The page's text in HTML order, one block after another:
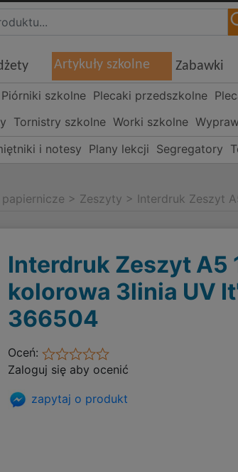
Artykuły szkolne Zabawki
Piórniki szkolne Plecaki przedszkolne
Tornistry szkolne Worki szkolne
i notesy Plany lekcji Segregatory
> Zeszyty > Interdruk Zeszyt
Interdruk Zeszyt A5
kolorowa 3linia UV
366504
Oceń:
Zaloguj się aby ocenić
zapytaj o produkt